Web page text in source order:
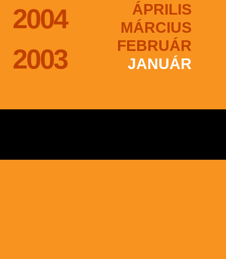
2004
2003
ÁPRILIS
MÁRCIUS
FEBRUÁR
JANUÁR